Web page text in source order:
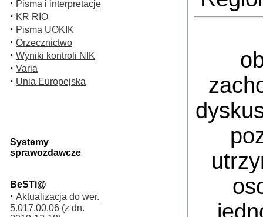
· Pisma i interpretacje
· KR RIO
· Pisma UOKIK
· Orzecznictwo
· Wyniki kontroli NIK
· Varia
· Unia Europejska
Systemy
sprawozdawcze
BeSTi@
· Aktualizacja do wer.
5.017.00.06 (z dn.